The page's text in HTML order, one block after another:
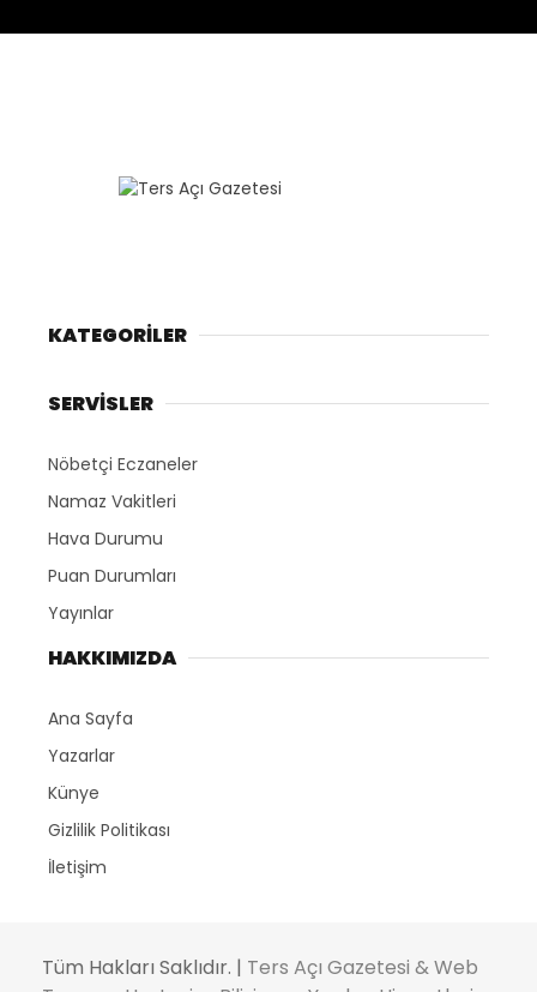
KATEGORİLER
SERVİSLER
Nöbetçi Eczaneler
Namaz Vakitleri
Hava Durumu
Puan Durumları
Yayınlar
HAKKIMIZDA
Ana Sayfa
Yazarlar
Künye
Gizlilik Politikası
İletişim
Tüm Hakları Saklıdır. | Ters Açı Gazetesi & Web